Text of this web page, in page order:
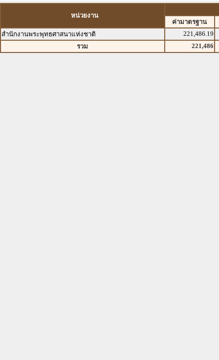
หน่วยงาน
ค่ามาตรฐาน
สำนักงานพระพุทธศาสนาแห่งชาติ
221,486.19
รวม
221,486